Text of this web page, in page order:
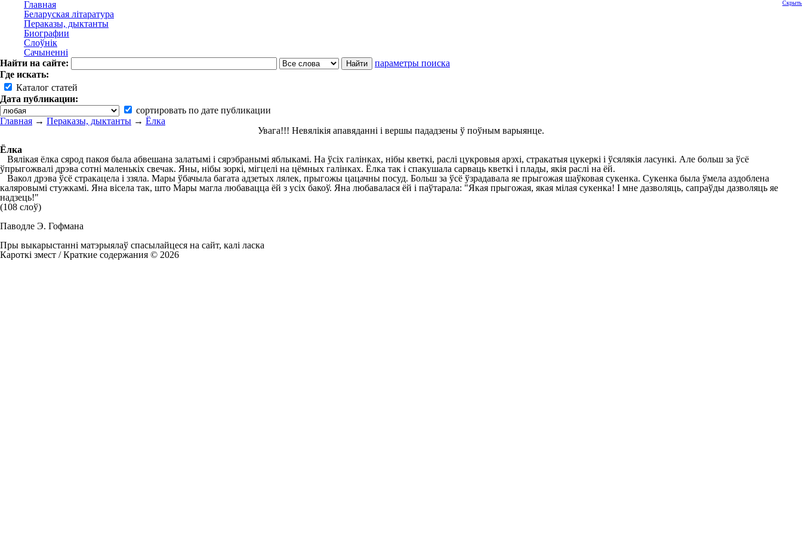
Главная
Беларуская літаратура
Пераказы, дыктанты
Биографии
Слоўнік
Сачыненні
Найти на сайте:
параметры поиска
Где искать:
Каталог статей
Дата публикации:
сортировать по дате публикации
Скрыть
Главная → Пераказы, дыктанты → Ёлка
Увага!!! Невялікія апавяданні і вершы пададзены ў поўным варыянце.
Ёлка
Вялікая ёлка сярод пакоя была абвешана залатымі і сярэбранымі яблыкамі. На ўсіх галінках, нібы кветкі, раслі цукровыя арэхі, стракатыя цукеркі і ўсялякія ласункі. Але больш за ўсё
ўпрыгожвалі дрэва сотні маленькіх свечак. Яны, нібы зоркі, мігцелі на цёмных галінках. Ёлка так і спакушала сарваць кветкі і плады, якія раслі на ёй.
Вакол дрэва ўсё стракацела і ззяла. Мары ўбачыла багата адзетых лялек, прыгожы цацачны посуд. Больш за ўсё ўзрадавала яе прыгожая шаўковая сукенка. Сукенка была ўмела аздоблена
каляровымі стужкамі. Яна вісела так, што Мары магла любавацца ёй з усіх бакоў. Яна любавалася ёй і паўтарала: "Якая прыгожая, якая мілая сукенка! І мне дазволяць, сапраўды дазволяць яе
надзець!"
(108 слоў)
Паводле Э. Гофмана
Пры выкарыстанні матэрыялаў спасылайцеся на сайт, калі ласка
Кароткі змест / Краткие содержания © 2026